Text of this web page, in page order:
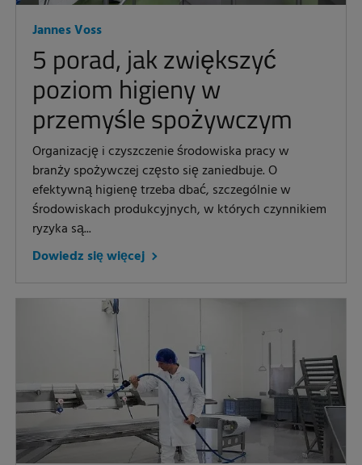
Jannes Voss
5 porad, jak zwiększyć
poziom higieny w
przemyśle spożywczym
Organizację i czyszczenie środowiska pracy w
branży spożywczej często się zaniedbuje. O
efektywną higienę trzeba dbać, szczególnie w
środowiskach produkcyjnych, w których czynnikiem
ryzyka są...
Dowiedz się więcej